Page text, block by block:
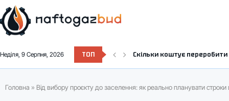
Неділя, 9 Серпня, 2026 ТОП
Скільки коштує переробити
Скільки коштує провести
Максимально допустима
Коли передавати
Нічний тариф на
Підключення газу після
Напруга в мережі: норма,
Газ в техпаспорті: як
Нафтові родовища України:
Головна » Від вибору проєкту до заселення: як реально планувати